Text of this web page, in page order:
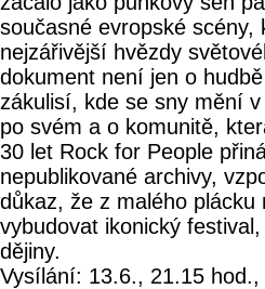
současné evropské
nejzářivější hvězdy
dokument není jen o
zákulisí, kde se sny mění
po svém a o komunitě,
30 let Rock for People
nepublikované archivy,
důkaz, že z malého plácku
vybudovat ikonický
dějiny.
Vysílání: 13.6., 21.15 hod.,